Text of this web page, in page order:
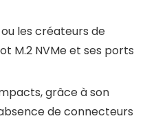
les créateurs de
M.2 NVMe et ses ports
grâce à son
de connecteurs